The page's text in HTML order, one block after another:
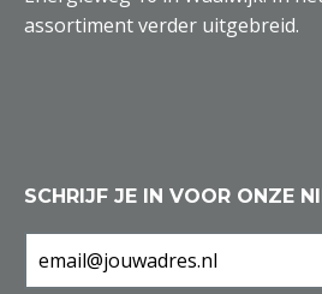
assortiment verder uitgebreid.
SCHRIJF JE IN VOOR ONZE